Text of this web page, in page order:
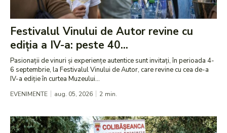
Festivalul Vinului de Autor revine cu
ediția a IV-a: peste 40...
Pasionații de vinuri și experiențe autentice sunt invitați, în perioada 4-
6 septembrie, la Festivalul Vinului de Autor, care revine cu cea de-a
IV-a ediție în curtea Muzeului...
EVENIMENTE aug. 05, 2026 2 min.